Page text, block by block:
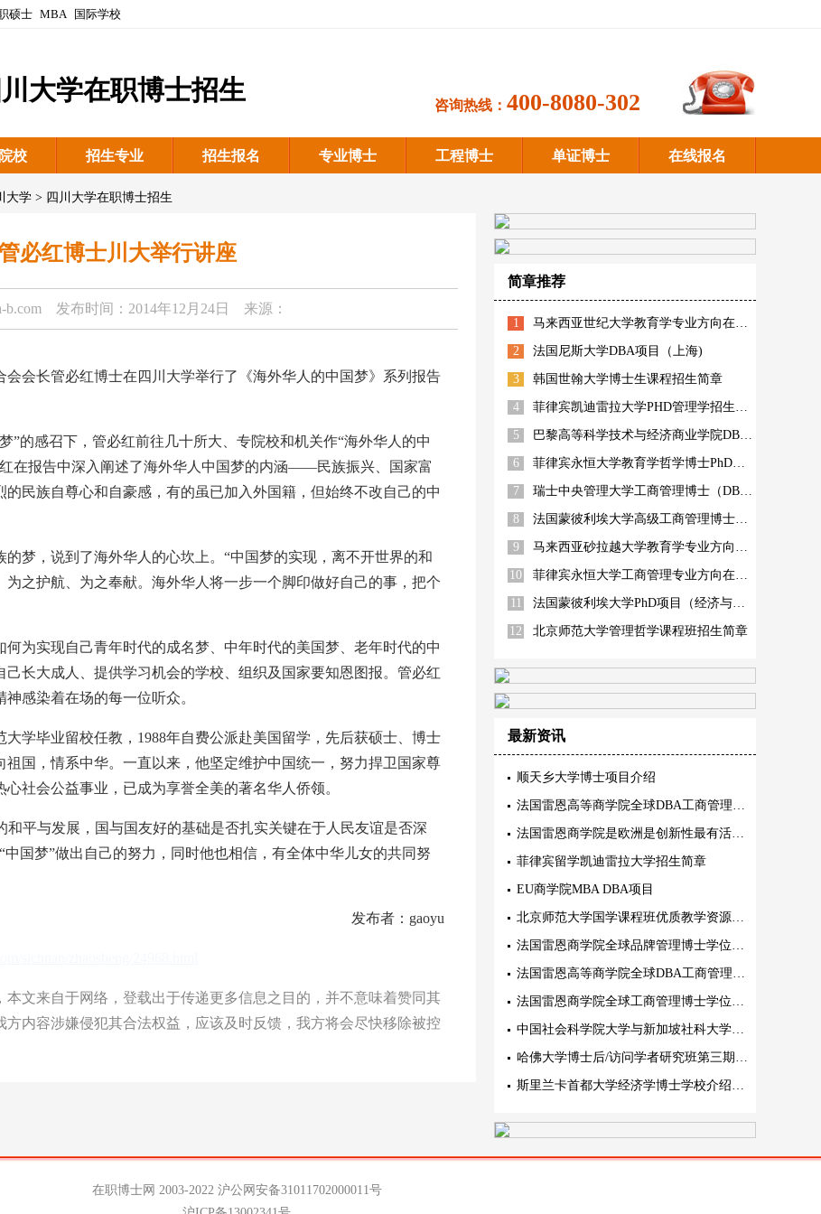
硕士 MBA 国际学校
川大学在职博士招生
咨询热线： 400-8080-302
校 招生专业 招生报名 专业博士 工程博士 单证博士 在线报名
大学 > 四川大学在职博士招生
必红博士川大举行讲座
b.com 发布时间：2014年12月24日 来源：
会长管必红博士在四川大学举行了《海外华人的中国梦》系列报告
感召下，管必红前往几十所大、专院校和机关作“海外华人的中
在报告中深入阐述了海外华人中国梦的内涵——民族振兴、国家富
民族自尊心和自豪感，有的虽已加入外国籍，但始终不改自己的中
，说到了海外华人的心坎上。“中国梦的实现，离不开世界的和
之护航、为之奉献。海外华人将一步一个脚印做好自己的事，把个
实现自己青年时代的成名梦、中年时代的美国梦、老年时代的中
长大成人、提供学习机会的学校、组织及国家要知恩图报。管必红
感染着在场的每一位听众。
毕业留校任教，1988年自费公派赴美国留学，先后获硕士、博士
国，情系中华。一直以来，他坚定维护中国统一，努力捍卫国家尊
社会公益事业，已成为享誉全美的著名华人侨领。
平与发展，国与国友好的基础是否扎实关键在于人民友谊是否深
国梦”做出自己的努力，同时他也相信，有全体中华儿女的共同努
发布者：gaoyu
来自于网络，登载出于传递更多信息之目的，并不意味着赞同其
内容涉嫌侵犯其合法权益，应该及时反馈，我方将会尽快移除被控
简章推荐
1 马来西亚世纪大学教育学专业方向在职博士招生简章
2 法国尼斯大学DBA项目（上海)
3 韩国世翰大学博士生课程招生简章
4 菲律宾凯迪雷拉大学PHD管理学招生简章
5 巴黎高等科学技术与经济商业学院DBA（智能制造方向）
6 菲律宾永恒大学教育学哲学博士PhD招生简章
7 瑞士中央管理大学工商管理博士（DBA）
8 法国蒙彼利埃大学高级工商管理博士EDBA
9 马来西亚砂拉越大学教育学专业方向招生简章
10 菲律宾永恒大学工商管理专业方向在职博士招生简章
11 法国蒙彼利埃大学PhD项目（经济与管理）
12 北京师范大学管理哲学课程班招生简章
最新资讯
顺天乡大学博士项目介绍
法国雷恩高等商学院全球DBA工商管理博士三项精英认证内容
法国雷恩商学院是欧洲是创新性最有活力的精英商学院
菲律宾留学凯迪雷拉大学招生简章
EU商学院MBA DBA项目
北京师范大学国学课程班优质教学资源描述
法国雷恩商学院全球品牌管理博士学位项目特色
法国雷恩高等商学院全球DBA工商管理博士核心教育理念阐述
法国雷恩商学院全球工商管理博士学位项目(创新管理方向)
中国社会科学院大学与新加坡社科大学工商管理博士
哈佛大学博士后/访问学者研究班第三期招生中 5月17-18号北京研讨会
斯里兰卡首都大学经济学博士学校介绍阐述
在职博士网 2003-2022 沪公网安备31011702000011号